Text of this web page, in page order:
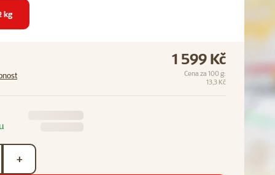
kg
1 599 Kč
Cena za 100 g:
13,3 Kč
+